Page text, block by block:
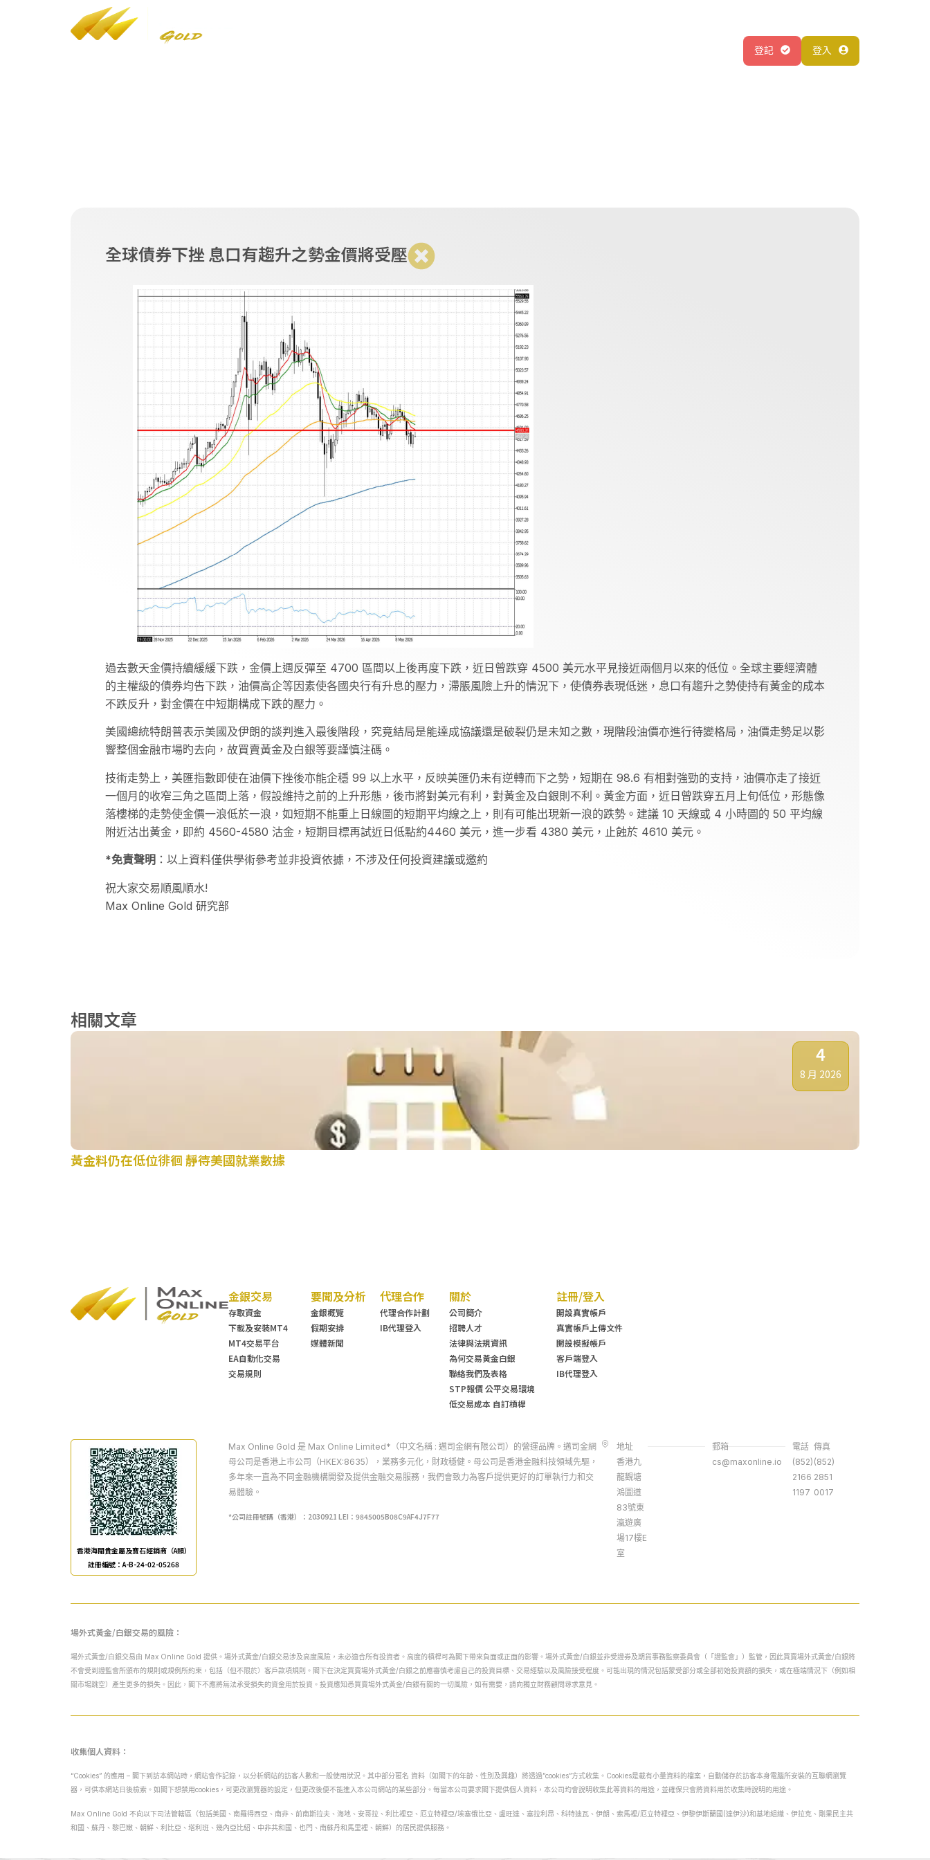
登記 登入
全球債券下挫 息口有趨升之勢金價將受壓
過去數天金價持續緩緩下跌，金價上週反彈至 4700 區間以上後再度下跌，近日曾跌穿 4500 美元水平見接近兩個月以來的低位。全球主要經濟體
的主權級的債券均告下跌，油價高企等因素使各國央行有升息的壓力，滯脹風險上升的情況下，使債券表現低迷，息口有趨升之勢使持有黃金的成本
不跌反升，對金價在中短期構成下跌的壓力。
美國總統特朗普表示美國及伊朗的談判進入最後階段，究竟結局是能達成協議還是破裂仍是未知之數，現階段油價亦進行待變格局，油價走勢足以影
響整個金融市場旳去向，故買賣黃金及白銀等要謹慎注碼。
技術走勢上，美匯指數即使在油價下挫後亦能企穩 99 以上水平，反映美匯仍未有逆轉而下之勢，短期在 98.6 有相對強勁的支持，油價亦走了接近
一個月的收窄三角之區間上落，假設維持之前的上升形態，後市將對美元有利，對黃金及白銀則不利。黃金方面，近日曾跌穿五月上旬低位，形態像
落樓梯的走勢使金價一浪低於一浪，如短期不能重上日線圖的短期平均線之上，則有可能出現新一浪的跌勢。建議 10 天線或 4 小時圖的 50 平均線
附近沽出黃金，即約 4560-4580 沽金，短期目標再試近日低點約4460 美元，進一步看 4380 美元，止蝕於 4610 美元。
*免責聲明 ：以上資料僅供學術參考並非投資依據，不涉及任何投資建議或邀約
祝大家交易順風順水!
Max Online Gold 研究部
相關文章
黃金料仍在低位徘徊 靜待美國就業數據
4
8 月 2026
金銀交易
存取資金
下載及安裝MT4
MT4交易平台
EA自動化交易
交易規則
要聞及分析
金銀概覽
假期安排
媒體新聞
代理合作
代理合作計劃
IB代理登入
關於
公司簡介
招聘人才
法律與法規資訊
為何交易黃金白銀
聯絡我們及表格
STP報價 公平交易環境
低交易成本 自訂槓桿
註冊/登入
開設真實帳戶
真實帳戶上傳文件
開設模擬帳戶
客戶端登入
IB代理登入
香港海關貴金屬及寶石經銷商（A類）
註冊編號：A-B-24-02-05268
Max Online Gold 是 Max Online Limited*（中文名稱 : 邁司金網有限公司）的營運品牌。邁司金網
母公司是香港上市公司（HKEX:8635），業務多元化，財政穩健。母公司是香港金融科技領域先驅，
多年來一直為不同金融機構開發及提供金融交易服務，我們會致力為客戶提供更好的訂單執行力和交
易體驗。
*公司註冊號碼（香港）：2030921 LEI：9845005B08C9AF4J7F77
地址
香港九
龍觀塘
鴻圖道
83號東
瀛遊廣
場17樓E
室
郵箱
cs@maxonline.io
電話
(852)
2166
1197
傳真
(852)
2851
0017
場外式黃金/白銀交易的風險：
場外式黃金/白銀交易由 Max Online Gold 提供。場外式黃金/白銀交易涉及高度風險，未必適合所有投資者。高度的槓桿可為閣下帶來負面或正面的影響。場外式黃金/白銀並非受證券及期貨事務監察委員會（「證監會」）監管，因此買賣場外式黃金/白銀將
不會受到證監會所頒布的規則或規例所約束，包括（但不限於）客戶款項規則。閣下在決定買賣場外式黃金/白銀之前應審慎考慮自己的投資目標、交易經驗以及風險接受程度。可能出現的情況包括蒙受部分或全部初始投資額的損失，或在極端情況下（例如相
關市場跳空）產生更多的損失。因此，閣下不應將無法承受損失的資金用於投資。投資應知悉買賣場外式黃金/白銀有關的一切風險，如有需要，請向獨立財務顧問尋求意見。
收集個人資料：
“Cookies” 的應用 – 閣下到訪本網站時，網站會作記錄，以分析網站的訪客人數和一般使用狀況。其中部分匿名 資料（如閣下的年齡、性別及興趣）將透過”cookies”方式收集。Cookies是載有小量資料的檔案，自動儲存於訪客本身電腦所安裝的互聯網瀏覽
器，可供本網站日後檢索。如閣下想禁用cookies，可更改瀏覽器的設定，但更改後便不能進入本公司網站的某些部分。每當本公司要求閣下提供個人資料，本公司均會說明收集此等資料的用途，並確保只會將資料用於收集時說明的用途。
Max Online Gold 不向以下司法管轄區（包括美國、南羅得西亞、南非、前南斯拉夫、海地、‎安哥拉、利比裡亞、厄立特裡亞/埃塞俄比亞、盧旺達、塞拉利昂、科特迪瓦、伊朗、索馬裡/厄立特裡亞、伊黎伊斯蘭國(達伊沙)和基地組織、伊拉克、剛果民主共
和國、蘇丹、黎巴嫩、朝鮮、利比亞、塔利班、幾內亞比‎紹、中非共和國、也門、南蘇丹和馬里裡、朝鮮）的居民提供服務。